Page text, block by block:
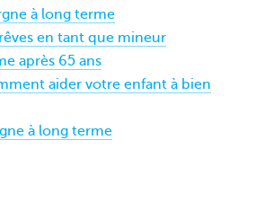
à long terme
en tant que mineur
après 65 ans
aider votre enfant à bien
à long terme